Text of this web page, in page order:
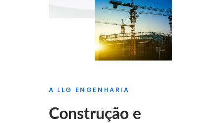
A LLG ENGENHARIA
Construção e